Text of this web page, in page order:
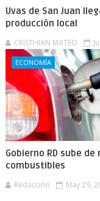
Uvas de San Juan
producción local
CRISTHIAN MATEO
ECONOMÍA
Gobierno RD sube
combustibles
Redacción May 29,